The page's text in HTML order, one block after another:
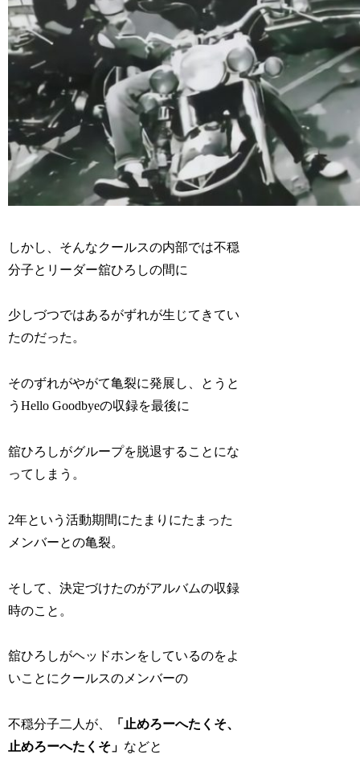
しかし、そんなクールスの内部では不穏
分子とリーダー舘ひろしの間に
少しづつではあるがずれが生じてきてい
たのだった。
そのずれがやがて亀裂に発展し、とうと
うHello Goodbyeの収録を最後に
舘ひろしがグループを脱退することにな
ってしまう。
2年という活動期間にたまりにたまった
メンバーとの亀裂。
そして、決定づけたのがアルバムの収録
時のこと。
舘ひろしがヘッドホンをしているのをよ
いことにクールスのメンバーの
不穏分子二人が、
「止めろーへたくそ、
止めろーへたくそ」 などと